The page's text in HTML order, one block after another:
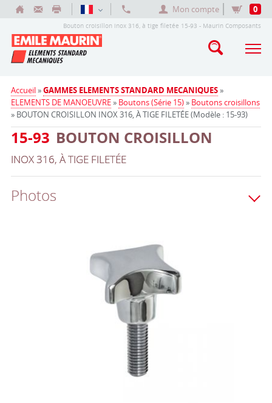
Mon compte 0
Bouton croisillon inox 316, à tige filetée 15-93 - Maurin Composants
Accueil»GAMMES ELEMENTS STANDARD MECANIQUES»
ELEMENTS DE MANOEUVRE» Boutons (Série 15)» Boutons croisillons
» BOUTON CROISILLON INOX 316, À TIGE FILETÉE (Modèle : 15-93)
15-93 BOUTON CROISILLON
INOX 316, À TIGE FILETÉE
Photos